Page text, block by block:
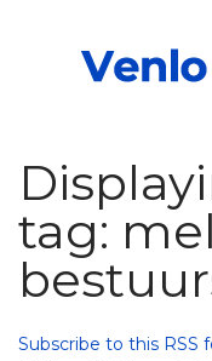
tag:
Subscribe to this RSS